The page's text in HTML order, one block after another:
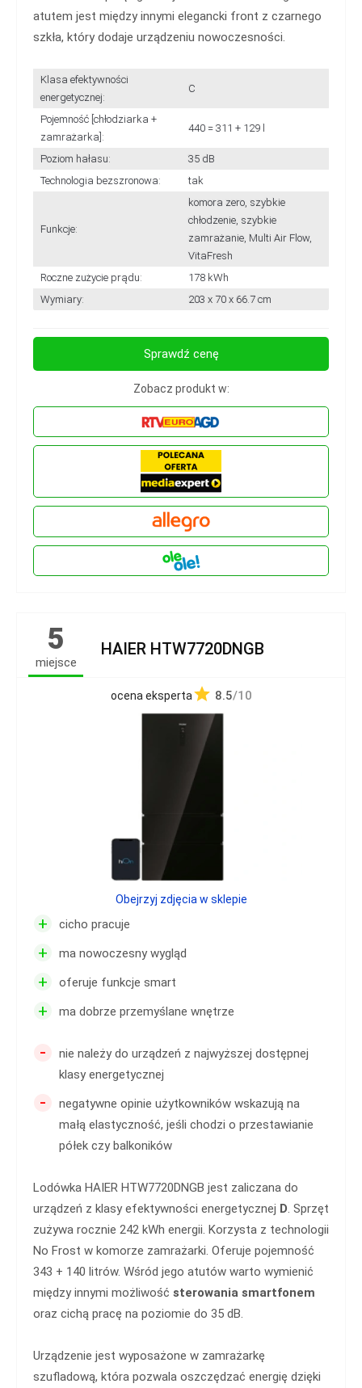
atutem jest między innymi elegancki front z czarnego
szkła, który dodaje urządzeniu nowoczesności.
Klasa efektywności
energetycznej:
C
Pojemność [chłodziarka +
zamrażarka]:
440 = 311 + 129 l
Poziom hałasu:
35 dB
Technologia bezszronowa:
tak
Funkcje:
komora zero, szybkie
chłodzenie, szybkie
zamrażanie, Multi Air Flow,
VitaFresh
Roczne zużycie prądu:
178 kWh
Wymiary:
203 x 70 x 66.7 cm
Sprawdź cenę
Zobacz produkt w:
5
miejsce
HAIER HTW7720DNGB
ocena eksperta 8.5/10
+ cicho pracuje
+ ma nowoczesny wygląd
+ oferuje funkcje smart
+ ma dobrze przemyślane wnętrze
-
nie należy do urządzeń z najwyższej dostępnej
klasy energetycznej
-
negatywne opinie użytkowników wskazują na
małą elastyczność, jeśli chodzi o przestawianie
półek czy balkoników
Lodówka HAIER HTW7720DNGB jest zaliczana do
urządzeń z klasy efektywności energetycznej D. Sprzęt
zużywa rocznie 242 kWh energii. Korzysta z technologii
No Frost w komorze zamrażarki. Oferuje pojemność
343 + 140 litrów. Wśród jego atutów warto wymienić
między innymi możliwość sterowania smartfonem
oraz cichą pracę na poziomie do 35 dB.
Urządzenie jest wyposażone w zamrażarkę
szufladową, która pozwala oszczędzać energię dzięki
Obejrzyj zdjęcia w sklepie